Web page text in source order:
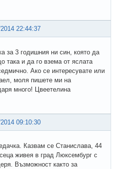
22:44:37
за 3 годишния ни син, която да
така и да го взема от яслата
Ако се интересувате или
моля пишете ми на
много! Цвеетелина
09:10:30
Казвам се Станислава, 44
живея в град Люксембург с
Възможност както за